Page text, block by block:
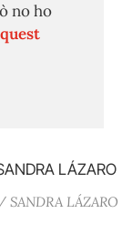
no ho
SANDRA LÁZARO